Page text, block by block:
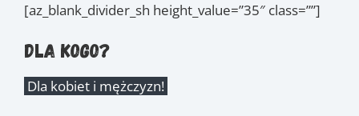
[az_blank_divider_sh height_value=”35″ class=””]
Dla kogo?
Dla kobiet i mężczyzn!